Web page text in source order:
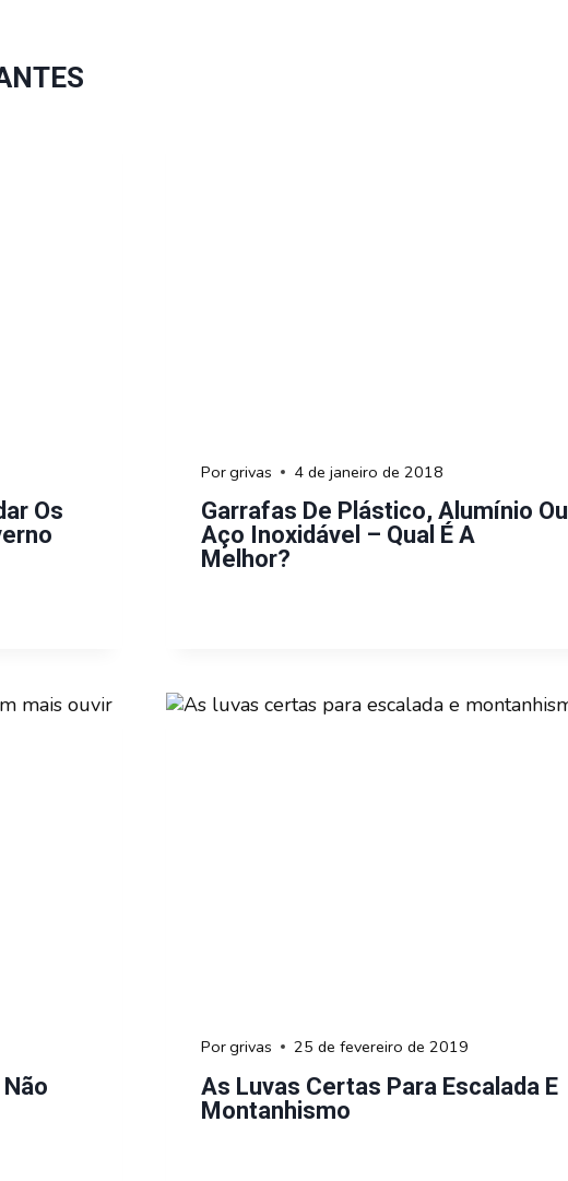
Os
Garrafas De Plástico, Alumínio Ou
Aço Inoxidável – Qual É A
Melhor?
Porgrivas 4 de janeiro de 2018
As Luvas Certas Para Escalada E
Montanhismo
Porgrivas 25 de fevereiro de 2019